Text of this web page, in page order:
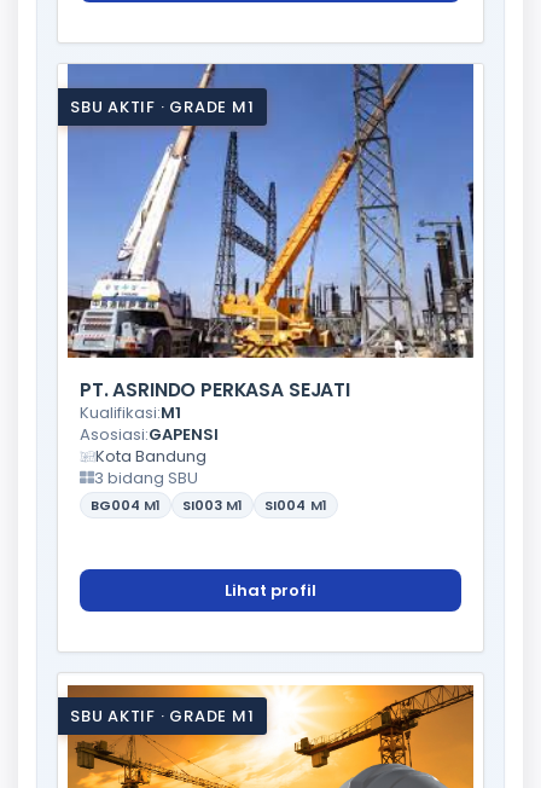
SBU AKTIF · GRADE M1
PT. ASRINDO PERKASA SEJATI
Kualifikasi:M1
Asosiasi:GAPENSI
Kota Bandung
3 bidang SBU
BG004 M1 SI003 M1 SI004 M1
Lihat profil
SBU AKTIF · GRADE M1